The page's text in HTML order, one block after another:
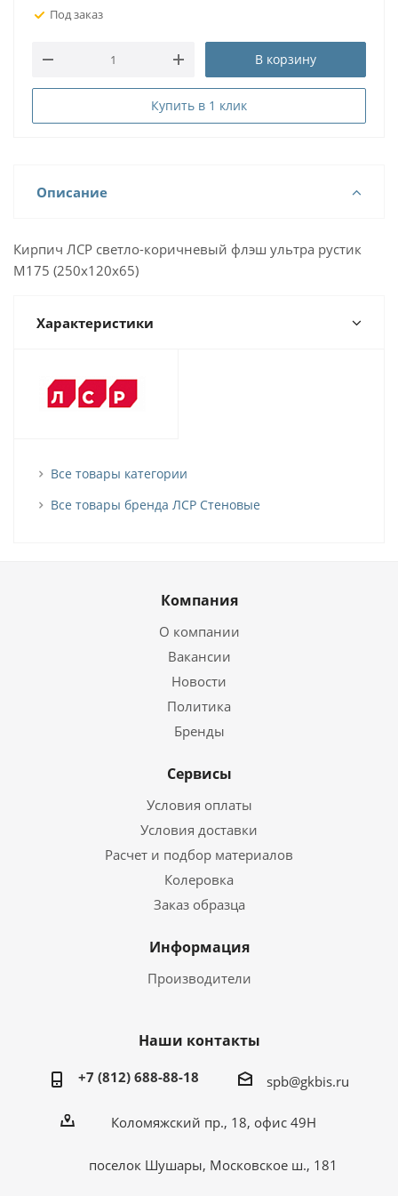
Под заказ
В корзину
Купить в 1 клик
Описание
Кирпич ЛСР светло-коричневый флэш ультра рустик
М175 (250x120x65)
Характеристики
Все товары категории
Все товары бренда ЛСР Стеновые
Компания
О компании
Вакансии
Новости
Политика
Бренды
Сервисы
Условия оплаты
Условия доставки
Расчет и подбор материалов
Колеровка
Заказ образца
Информация
Производители
Наши контакты
+7 (812) 688-88-18 spb@gkbis.ru
Коломяжский пр., 18, офис 49Н
поселок Шушары, Московское ш., 181